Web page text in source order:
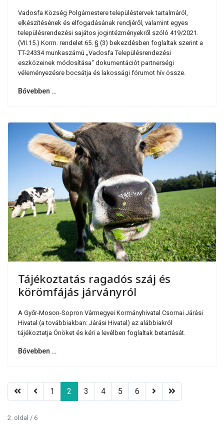
Vadosfa Község Polgámestere településtervek tartalmáról,
elkészítésének és elfogadásának rendjéről, valamint egyes
településrendezési sajátos jogintézményekről szóló 419/2021.
(VII.15.) Korm. rendelet 65. § (3) bekezdésben foglaltak szerint a
TT-24334 munkaszámú „Vadosfa Településrendezési
eszközeinek módosítása" dokumentációt partnerségi
véleményezésre bocsátja és lakossági fórumot hív össze.
Bővebben …
Tájékoztatás ragadós száj és
körömfájás járványról
A Győr-Moson-Sopron Vármegyei Kormányhivatal Csornai Járási
Hivatal (a továbbiakban: Járási Hivatal) az alábbiakról
tájékoztatja Önöket és kéri a levélben foglaltak betartását.
Bővebben …
1 2 3 4 5 6
2. oldal / 6